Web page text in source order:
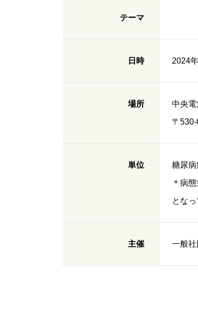
テーマ
日時 2024
場所 中央
〒
単位 糖尿
＊病
となっ
主催 一般